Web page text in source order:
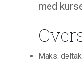
med
Maks.